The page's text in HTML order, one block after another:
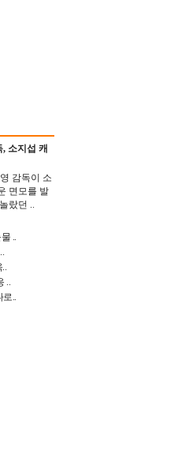
, 소지섭 캐
감독이 소
면모를 발
랐던 ..
..
..
..
로..